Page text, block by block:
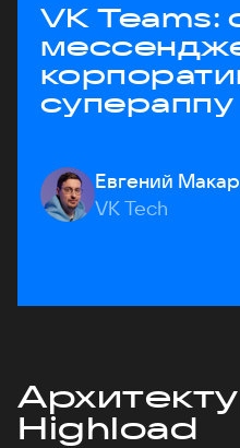
VK Teams:
супераппу
Евгений
VK Tech
Highload